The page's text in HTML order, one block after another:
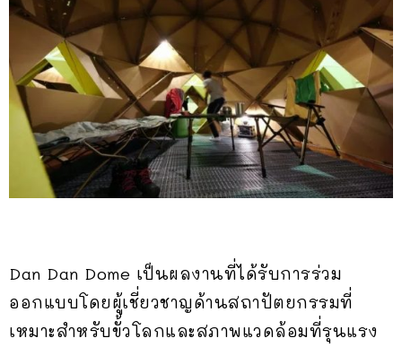
Dan Dan Dome เป็นผลงานที่ได้รับการร่วม
ออกแบบโดยผู้เชี่ยวชาญด้านสถาปัตยกรรมที่
เหมาะสำหรับขั้วโลกและสภาพแวดล้อมที่รุนแรง